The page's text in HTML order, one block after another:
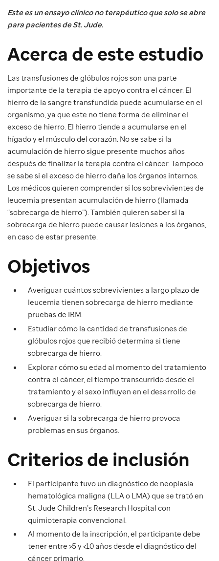
Este es un ensayo clínico no terapéutico que solo se abre
para pacientes de St. Jude.
Acerca de este estudio
Las transfusiones de glóbulos rojos son una parte
importante de la terapia de apoyo contra el cáncer. El
hierro de la sangre transfundida puede acumularse en el
organismo, ya que este no tiene forma de eliminar el
exceso de hierro. El hierro tiende a acumularse en el
hígado y el músculo del corazón. No se sabe si la
acumulación de hierro sigue presente muchos años
después de finalizar la terapia contra el cáncer. Tampoco
se sabe si el exceso de hierro daña los órganos internos.
Los médicos quieren comprender si los sobrevivientes de
leucemia presentan acumulación de hierro (llamada
“sobrecarga de hierro”). También quieren saber si la
sobrecarga de hierro puede causar lesiones a los órganos,
en caso de estar presente.
Objetivos
Averiguar cuántos sobrevivientes a largo plazo de
leucemia tienen sobrecarga de hierro mediante
pruebas de IRM.
Estudiar cómo la cantidad de transfusiones de
glóbulos rojos que recibió determina si tiene
sobrecarga de hierro.
Explorar cómo su edad al momento del tratamiento
contra el cáncer, el tiempo transcurrido desde el
tratamiento y el sexo influyen en el desarrollo de
sobrecarga de hierro.
Averiguar si la sobrecarga de hierro provoca
problemas en sus órganos.
Criterios de inclusión
El participante tuvo un diagnóstico de neoplasia
hematológica maligna (LLA o LMA) que se trató en
St. Jude Children’s Research Hospital con
quimioterapia convencional.
Al momento de la inscripción, el participante debe
tener entre >5 y <10 años desde el diagnóstico del
cáncer primario.